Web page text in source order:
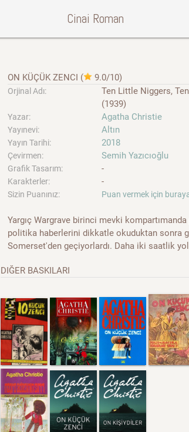
Cinai Roman
ON KÜÇÜK ZENCI ( 9.0/10)
Orjinal Adı:
Ten Little Niggers,
(1939)
Yazar: Agatha Christie
Yayınevi: Altın
Yayın Tarihi: 2018
Çevirmen: Semih Yazıcıoğlu
Grafik Tasarım: -
Karakterler: -
Sizin Puanınız: Puan vermek için
Yargıç Wargrave birinci mevki
politika haberlerini dikkatle okuduktan sonra
Somerset'den geçiyorlardı. Daha iki saatlik
DIĞER BASKILARI